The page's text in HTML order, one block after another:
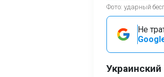
Фото: ударный
Не